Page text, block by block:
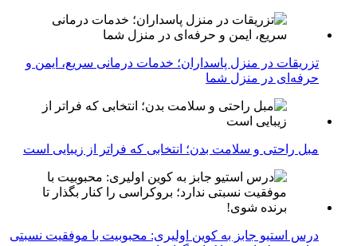
تزریقات در منزل پاسداران؛ خدمات درمانی سریع، ایمن و
حرفه‌ای در منزل شما
مبل راحتی و سلامت بدن؛ انتخابی که فراتر از زیبایی است
درس استیو جابز به کوین اولیری: محبوبیت با موفقیت نسبتی